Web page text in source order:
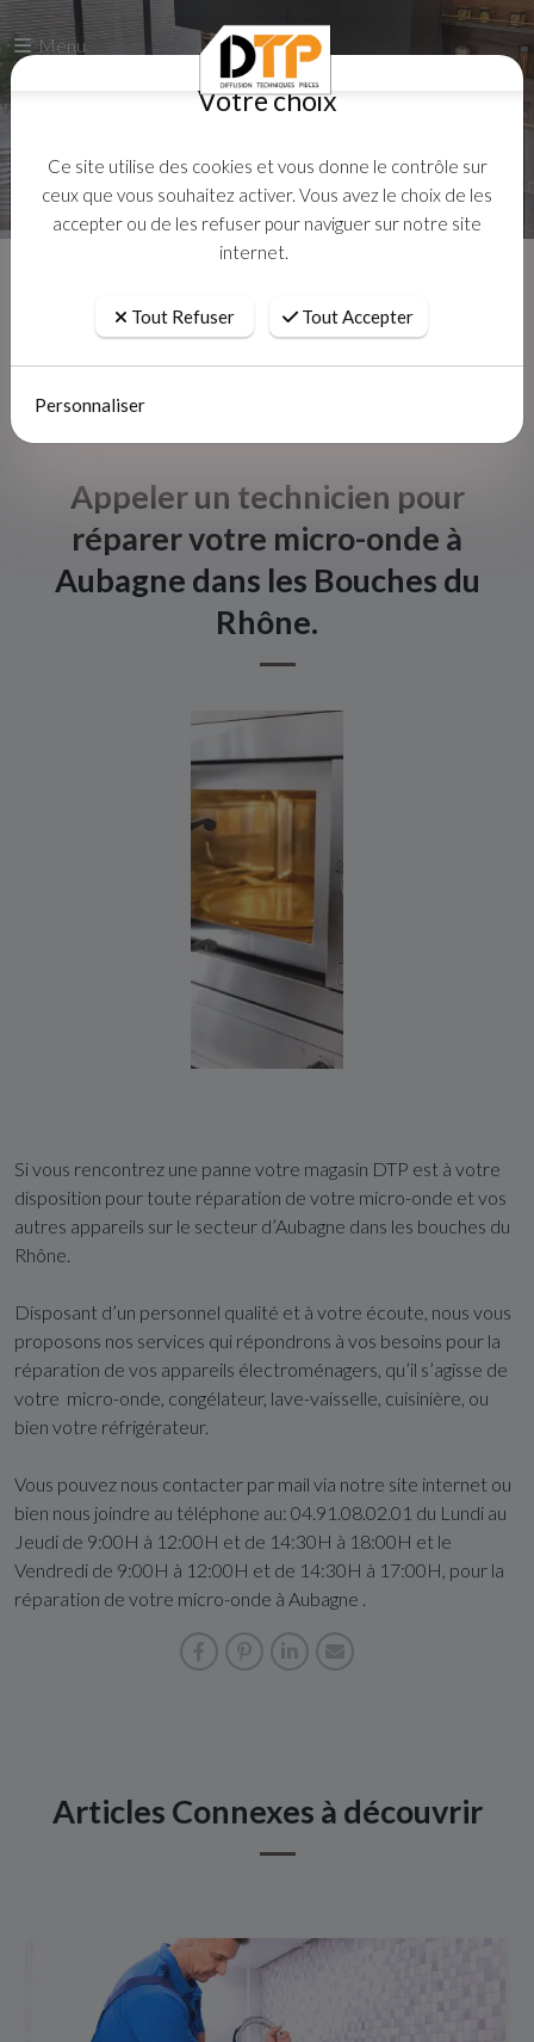
Menu
Appeler un technicien pour
réparer votre micro-onde à
Aubagne dans les Bouches du
Rhône.
Si vous rencontrez une panne votre magasin DTP est à votre
disposition pour toute réparation de votre micro-onde et vos
autres appareils sur le secteur d’Aubagne dans les bouches du
Rhône.
Disposant d’un personnel qualité et à votre écoute, nous vous
proposons nos services qui répondrons à vos besoins pour la
réparation de vos appareils électroménagers, qu’il s’agisse de
votre micro-onde, congélateur, lave-vaisselle, cuisinière, ou
bien votre réfrigérateur.
Vous pouvez nous contacter par mail via notre site internet ou
bien nous joindre au téléphone au: 04.91.08.02.01 du Lundi au
Jeudi de 9:00H à 12:00H et de 14:30H à 18:00H et le
Vendredi de 9:00H à 12:00H et de 14:30H à 17:00H, pour la
réparation de votre micro-onde à Aubagne .
Articles Connexes à découvrir
Votre choix
Ce site utilise des cookies et vous donne le contrôle sur
ceux que vous souhaitez activer. Vous avez le choix de les
accepter ou de les refuser pour naviguer sur notre site
internet.
Tout Refuser Tout Accepter
Personnaliser